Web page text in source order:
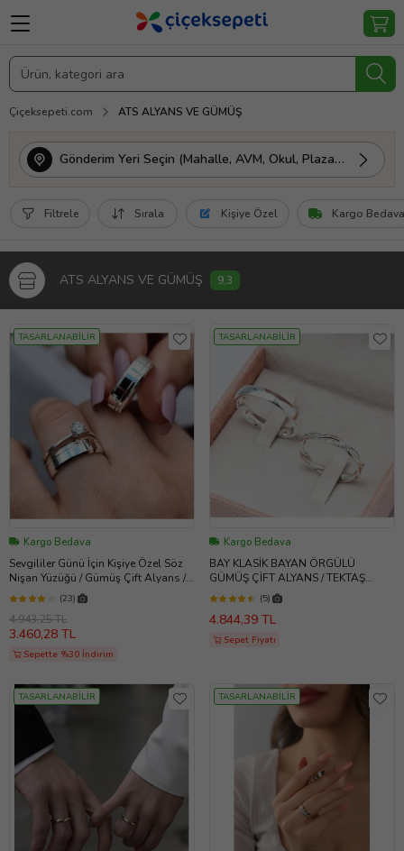
Çiçeksepeti.com ATS ALYANS VE GÜMÜŞ
Gönderim Yeri Seçin (Mahalle, AVM, Okul, Plaza vs.)
Filtrele Sırala Kişiye Özel Kargo Bedava
ATS ALYANS VE GÜMÜŞ 9,3
TASARLANABİLİR
Kargo Bedava
Sevgililer Günü İçin Kişiye Özel Söz
Nişan Yüzüğü / Gümüş Çift Alyans /
Tektaş Hediye - Ats508
(23)
4.943,25 TL
3.460,28 TL
Sepette %30 İndirim
TASARLANABİLİR
Kargo Bedava
BAY KLASİK BAYAN ÖRGÜLÜ
GÜMÜŞ ÇİFT ALYANS / TEKTAŞ
YÜZÜK HEDİYELİ / SEVGİLİLER GÜNÜ
HEDİYE / ATS
(5)
4.844,39 TL
Sepet Fiyatı
TASARLANABİLİR TASARLANABİLİR